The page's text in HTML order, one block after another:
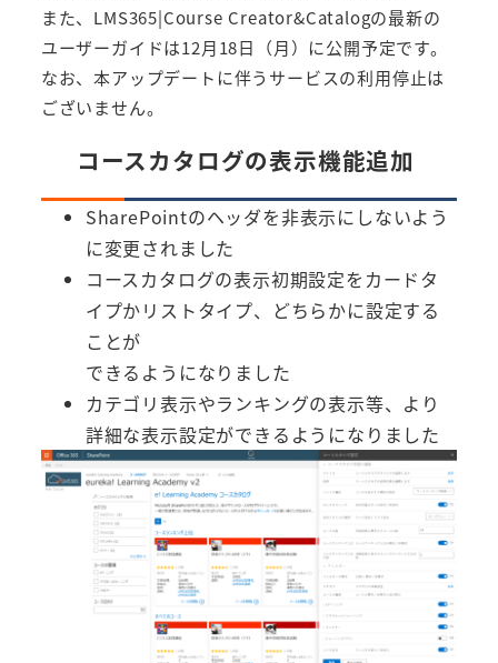
また、LMS365|Course Creator&Catalogの最新の
ユーザーガイドは12月18日（月）に公開予定です。
なお、本アップデートに伴うサービスの利用停止は
ございません。
コースカタログの表示機能追加
SharePointのヘッダを非表示にしないよう
に変更されました
コースカタログの表示初期設定をカードタ
イプかリストタイプ、どちらかに設定する
ことが
できるようになりました
カテゴリ表示やランキングの表示等、より
詳細な表示設定ができるようになりました